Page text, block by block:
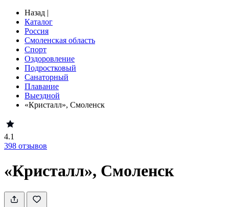
Назад |
Каталог
Россия
Смоленская область
Спорт
Оздоровление
Подростковый
Санаторный
Плавание
Выездной
«Кристалл», Смоленск
4.1
398 отзывов
«Кристалл», Смоленск